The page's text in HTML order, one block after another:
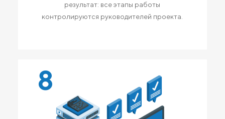
результат: все этапы работы
контролируются руководителей проекта.
8